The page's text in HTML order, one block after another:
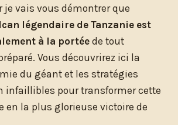
je vais vous démontrer que
légendaire de Tanzanie est
à la portée de tout
Vous découvrirez ici la
du géant et les stratégies
infaillibles pour transformer cette
en la plus glorieuse victoire de